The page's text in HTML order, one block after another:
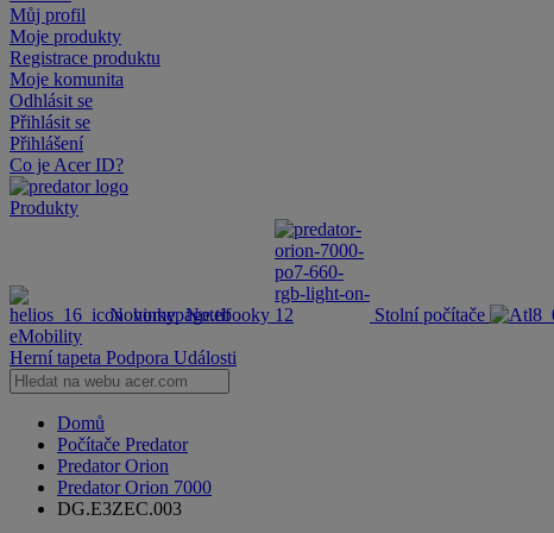
Můj profil
Moje produkty
Registrace produktu
Moje komunita
Odhlásit se
Přihlásit se
Přihlášení
Co je Acer ID?
Produkty
Novinky Notebooky Stolní počítače
eMobility
Herní tapeta Podpora Události
Domů
Počítače Predator
Predator Orion
Predator Orion 7000
DG.E3ZEC.003